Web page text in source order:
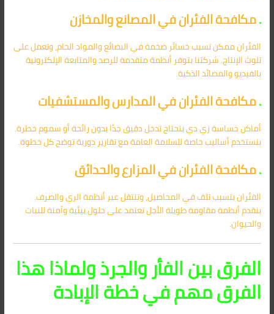
.مكافحة الفئران في المصانع والمخازن
الفئران ممكن تسبب خسائر ضخمة في البضائع والمواد الخام، وتعمل على
تلوث الإنتاج. شركتنا بتوفر أنظمة متقدمة للرصد والمتابعة الإلكترونية
بالفيديو والمصائد الذكية.
.مكافحة الفئران في المدارس والمستشفيات
أماكن حساسة زي دي بتحتاج تدخل دقيق جدًا بدون رائحة أو سموم خطرة.
بنستخدم أساليب خاصة للسلامة العامة مع تقارير دورية توضح كل خطوة.
.مكافحة الفئران في المزارع والحدائق
الفئران بتسبب تلف في المحاصيل، وتنتقل عبر أنظمة الري والصرف.
بنقدم أنظمة مقاومة طويلة الأجل تعتمد على حلول بيئية وآمنة للنبات
والحيوان.
الفرق بين الفأر والجرذ ولماذا هذا
الفرق مهم في خطة الإبادة